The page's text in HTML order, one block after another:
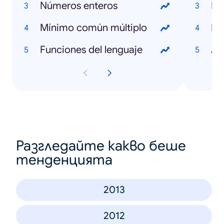
Números enteros
Mínimo común múltiplo
Funciones del lenguaje
Разгледайте какво беше
тенденцията
2013
2012